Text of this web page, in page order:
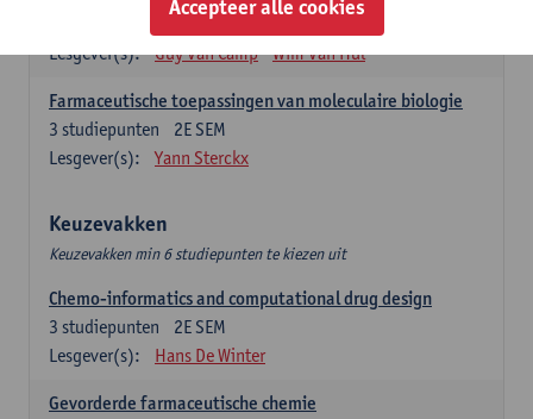
2E SEM
Lesgever(s):
Guy Van Camp Wim Van Hul
Farmaceutische toepassingen van moleculaire biologie
2E SEM
3 studiepunten
Lesgever(s):
Yann Sterckx
Keuzevakken
Keuzevakken min 6 studiepunten te kiezen uit
Chemo-informatics and computational drug design
2E SEM
3 studiepunten
Lesgever(s):
Hans De Winter
Gevorderde farmaceutische chemie
Accepteer alle cookies